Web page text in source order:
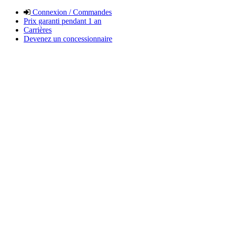
Connexion / Commandes
Prix garanti pendant 1 an
Carrières
Devenez un concessionnaire